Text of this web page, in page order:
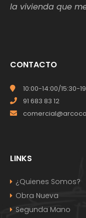
la vivienda que
CONTACTO
10:00-14:00/15:30-
91 683 83 12
LINKS
¿Quienes Somos?
Obra Nueva
Segunda Mano